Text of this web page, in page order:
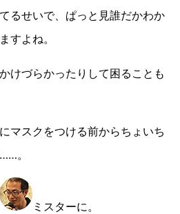
るせいで、ぱっと見誰だかわか
すよね。
けづらかったりして困ることも
マスクをつける前からちょいち
。
ミスターに。